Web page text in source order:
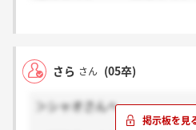
さら さん (05卒)
＞シャオさんへ